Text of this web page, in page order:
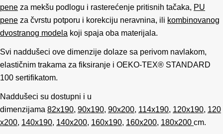
pene za mekšu podlogu i rasterećenje pritisnih tačaka, PU
pene za čvrstu potporu i korekciju neravnina, ili kombinovanog
dvostranog modela koji spaja oba materijala.
Svi naddušeci ove dimenzije dolaze sa perivom navlakom,
elastičnim trakama za fiksiranje i OEKO-TEX® STANDARD
100 sertifikatom.
Naddušeci su dostupni i u
dimenzijama 82x190, 90x190, 90x200, 114x190, 120x190, 120
x200, 140x190, 140x200, 160x190, 160x200, 180x200 cm.